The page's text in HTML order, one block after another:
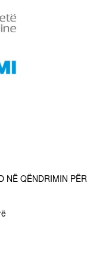
NË QËNDRIMIN PËR